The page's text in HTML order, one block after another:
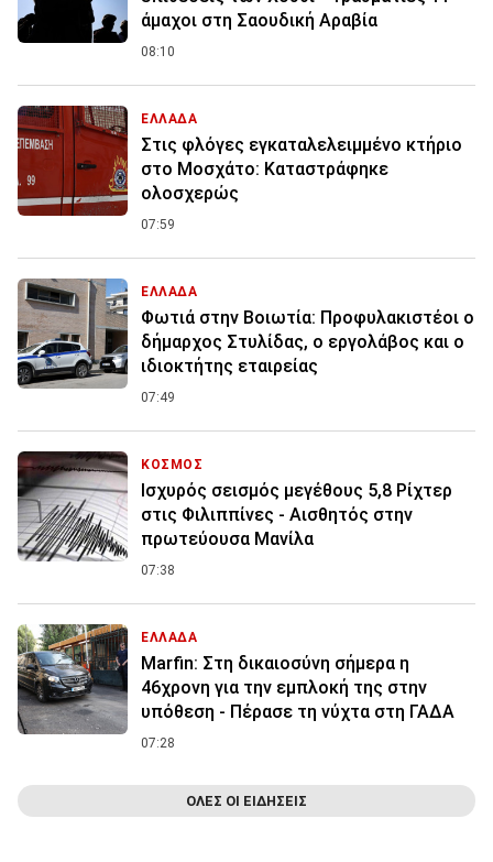
άμαχοι στη Σαουδική Αραβία
08:10
ΕΛΛΑΔΑ
Στις φλόγες εγκαταλελειμμένο κτήριο
στο Μοσχάτο: Καταστράφηκε
ολοσχερώς
07:59
ΕΛΛΑΔΑ
Φωτιά στην Βοιωτία: Προφυλακιστέοι ο
δήμαρχος Στυλίδας, ο εργολάβος και ο
ιδιοκτήτης εταιρείας
07:49
ΚΟΣΜΟΣ
Ισχυρός σεισμός μεγέθους 5,8 Ρίχτερ
στις Φιλιππίνες - Αισθητός στην
πρωτεύουσα Μανίλα
07:38
ΕΛΛΑΔΑ
Marfin: Στη δικαιοσύνη σήμερα η
46χρονη για την εμπλοκή της στην
υπόθεση - Πέρασε τη νύχτα στη ΓΑΔΑ
07:28
ΟΛΕΣ ΟΙ ΕΙΔΗΣΕΙΣ